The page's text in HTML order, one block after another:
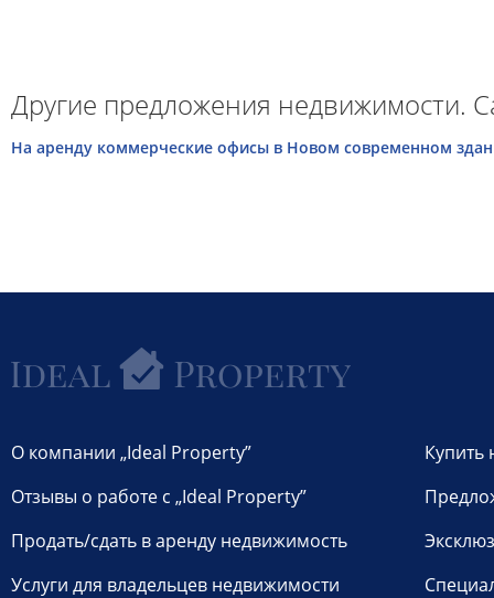
Другие предложения недвижимости.
Hа аренду коммерческие офисы в Новом современном
О компании „Ideal Property”
Отзывы о работе с „Ideal Property”
Продать/сдать в аренду недвижимость
Услуги для владельцев недвижимости
Купить